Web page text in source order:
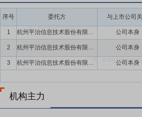
序号 委托方 与上市公司
1 杭州平治信息技术股份有限公司 公司本身
2 杭州平治信息技术股份有限公司 公司本身
3 杭州平治信息技术股份有限公司 公司本身
机构主力